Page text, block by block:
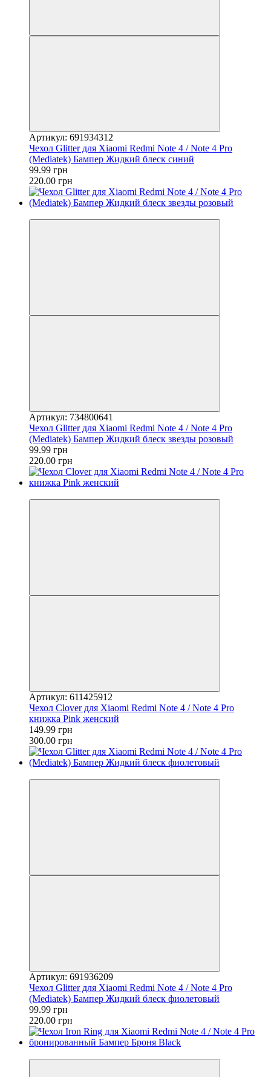
Артикул: 691934312
Чехол Glitter для Xiaomi Redmi Note 4 / Note 4 Pro
(Mediatek) Бампер Жидкий блеск синий
99.99 грн
220.00 грн
Артикул: 734800641
Чехол Glitter для Xiaomi Redmi Note 4 / Note 4 Pro
(Mediatek) Бампер Жидкий блеск звезды розовый
99.99 грн
220.00 грн
Артикул: 611425912
Чехол Clover для Xiaomi Redmi Note 4 / Note 4 Pro
книжка Pink женский
149.99 грн
300.00 грн
Артикул: 691936209
Чехол Glitter для Xiaomi Redmi Note 4 / Note 4 Pro
(Mediatek) Бампер Жидкий блеск фиолетовый
99.99 грн
220.00 грн